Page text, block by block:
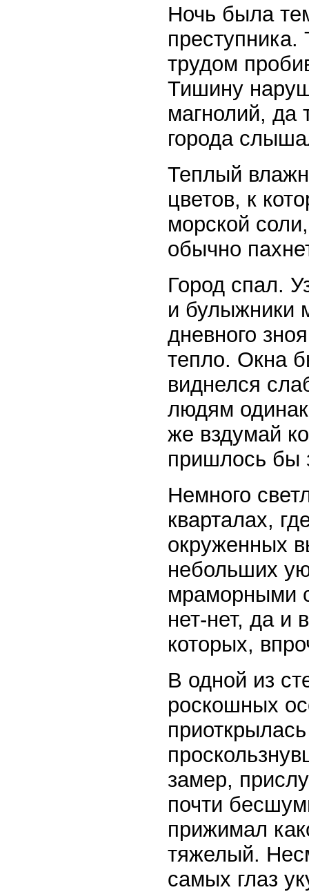
Ночь была
трудом
Тишину
магнолий, да
города
Теплый
цветов, к
морской
обычно
Город спал.
и булыжники
дневного
тепло. Окна
виднелся
людям
же вздумай
пришлось бы
Немного
кварталах,
окруженных
небольших
мраморными
нет-нет, да и
которых,
В одной из
роскошных
замер,
почти
прижимал
тяжелый.
самых глаз